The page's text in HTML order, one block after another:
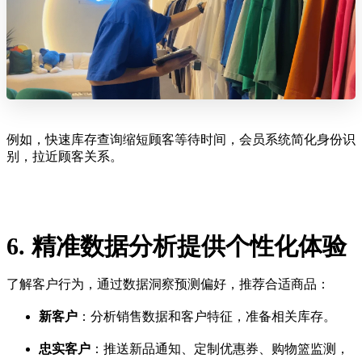
例如，快速库存查询缩短顾客等待时间，会员系统简化身份识
别，拉近顾客关系。
6. 精准数据分析提供个性化体验
了解客户行为，通过数据洞察预测偏好，推荐合适商品：
新客户 ：分析销售数据和客户特征，准备相关库存。
忠实客户 ：推送新品通知、定制优惠券、购物篮监测，